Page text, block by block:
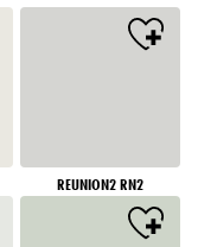
REUNION2 RN2